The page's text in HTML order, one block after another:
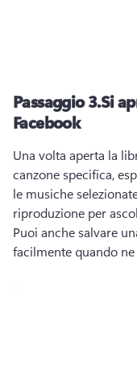
Passaggio 3.Si
Facebook
Una volta aperta la
canzone specifica,
le musiche
Puoi anche salvare
facilmente quando